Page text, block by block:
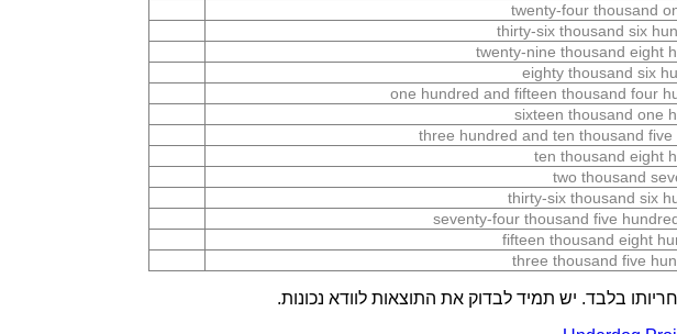
twenty-four thousand
thirty-six thousand six
twenty-nine thousand eight
eighty thousand six
one hundred and fifteen thousand four
sixteen thousand one
three hundred and ten thousand
ten thousand eight
two thousand
thirty-six thousand six
seventy-four thousand five
fifteen thousand eight
three thousand five
בלבד. יש תמיד לבדוק את התוצאות לוודא נכונות.